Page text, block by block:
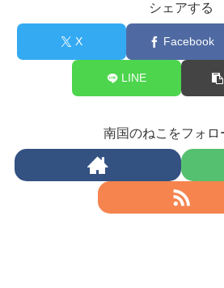
シェアする
X Facebook
LINE
南国のねこをフォロ